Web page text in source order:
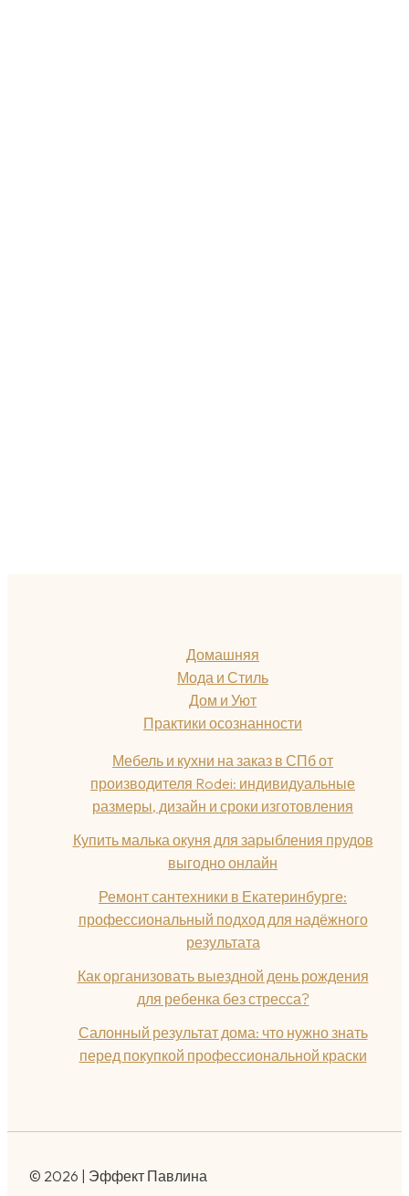
Домашняя
Мода и Стиль
Дом и Уют
Практики осознанности
Мебель и кухни на заказ в СПб от
производителя Rodei: индивидуальные
размеры, дизайн и сроки изготовления
Купить малька окуня для зарыбления прудов
выгодно онлайн
Ремонт сантехники в Екатеринбурге:
профессиональный подход для надёжного
результата
Как организовать выездной день рождения
для ребенка без стресса?
Салонный результат дома: что нужно знать
перед покупкой профессиональной краски
© 2026 | Эффект Павлина